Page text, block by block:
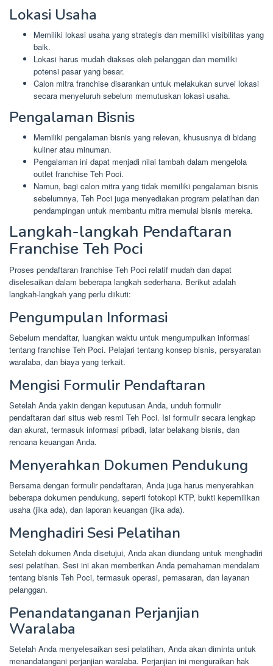
Lokasi Usaha
Memiliki lokasi usaha yang strategis dan memiliki visibilitas yang
baik.
Lokasi harus mudah diakses oleh pelanggan dan memiliki
potensi pasar yang besar.
Calon mitra franchise disarankan untuk melakukan survei lokasi
secara menyeluruh sebelum memutuskan lokasi usaha.
Pengalaman Bisnis
Memiliki pengalaman bisnis yang relevan, khususnya di bidang
kuliner atau minuman.
Pengalaman ini dapat menjadi nilai tambah dalam mengelola
outlet franchise Teh Poci.
Namun, bagi calon mitra yang tidak memiliki pengalaman bisnis
sebelumnya, Teh Poci juga menyediakan program pelatihan dan
pendampingan untuk membantu mitra memulai bisnis mereka.
Langkah-langkah Pendaftaran
Franchise Teh Poci
Proses pendaftaran franchise Teh Poci relatif mudah dan dapat
diselesaikan dalam beberapa langkah sederhana. Berikut adalah
langkah-langkah yang perlu diikuti:
Pengumpulan Informasi
Sebelum mendaftar, luangkan waktu untuk mengumpulkan informasi
tentang franchise Teh Poci. Pelajari tentang konsep bisnis, persyaratan
waralaba, dan biaya yang terkait.
Mengisi Formulir Pendaftaran
Setelah Anda yakin dengan keputusan Anda, unduh formulir
pendaftaran dari situs web resmi Teh Poci. Isi formulir secara lengkap
dan akurat, termasuk informasi pribadi, latar belakang bisnis, dan
rencana keuangan Anda.
Menyerahkan Dokumen Pendukung
Bersama dengan formulir pendaftaran, Anda juga harus menyerahkan
beberapa dokumen pendukung, seperti fotokopi KTP, bukti kepemilikan
usaha (jika ada), dan laporan keuangan (jika ada).
Menghadiri Sesi Pelatihan
Setelah dokumen Anda disetujui, Anda akan diundang untuk menghadiri
sesi pelatihan. Sesi ini akan memberikan Anda pemahaman mendalam
tentang bisnis Teh Poci, termasuk operasi, pemasaran, dan layanan
pelanggan.
Penandatanganan Perjanjian
Waralaba
Setelah Anda menyelesaikan sesi pelatihan, Anda akan diminta untuk
menandatangani perjanjian waralaba. Perjanjian ini menguraikan hak